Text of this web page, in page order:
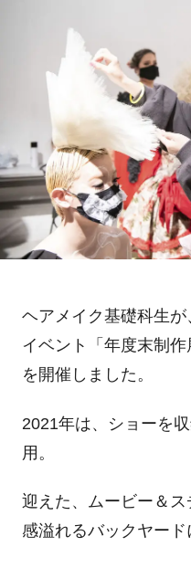
ヘアメイク基礎科生
イベント「年度末制
を開催しました。
2021年は、ショーを
用。
迎えた、ムービー＆
感溢れるバックヤード